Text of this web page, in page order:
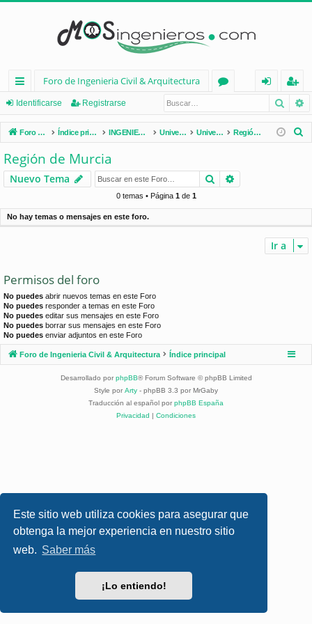
Este sitio web utiliza cookies para asegurar que
obtenga la mejor experiencia en nuestro sitio
web. Saber más
¡Lo entiendo!
nl
ac
es
rá
pi
d
Foro de Ingenieria Civil & Arquitectura
os
nt
ifi
e
eg
ist
ra
Identificarse Registrarse
Foro de Ingenieria Civil & Arquitectura Índice principal INGENIERÍA CIVIL (España) Universidades de España Universidades por Comunidades Región de Murcia
r
Región de Murcia
Nuevo Tema Buscar
0 temas • Página 1de 1
No hay temas o mensajes en este foro.
Ir a
Permisos del foro
No puedes abrir nuevos temas en este Foro
No puedes responder a temas en este Foro
No puedes editar sus mensajes en este Foro
No puedes borrar sus mensajes en este Foro
No puedes enviar adjuntos en este Foro
Foro de Ingenieria Civil & Arquitectura Índice principal
Desarrollado por phpBB® Forum Software © phpBB Limited
Style por Arty - phpBB 3.3 por MrGaby
Traducción al español por phpBB España
Privacidad | Condiciones